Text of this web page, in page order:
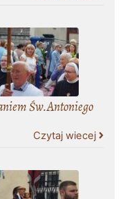
Św.Antoniego
Czytaj wiecej